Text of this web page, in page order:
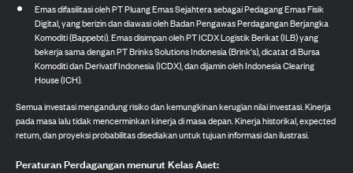
Emas difasilitasi oleh PT Pluang Emas Sejahtera sebagai Pedagang Emas Fisik
Digital, yang berizin dan diawasi oleh Badan Pengawas Perdagangan Berjangka
Komoditi (Bappebti). Emas disimpan oleh PT ICDX Logistik Berikat (ILB) yang
bekerja sama dengan PT Brinks Solutions Indonesia (Brink's), dicatat di Bursa
Komoditi dan Derivatif Indonesia (ICDX), dan dijamin oleh Indonesia Clearing
House (ICH).
Semua investasi mengandung risiko dan kemungkinan kerugian nilai investasi. Kinerja
pada masa lalu tidak mencerminkan kinerja di masa depan. Kinerja historikal, expected
return, dan proyeksi probabilitas disediakan untuk tujuan informasi dan ilustrasi.
Peraturan Perdagangan menurut Kelas Aset: